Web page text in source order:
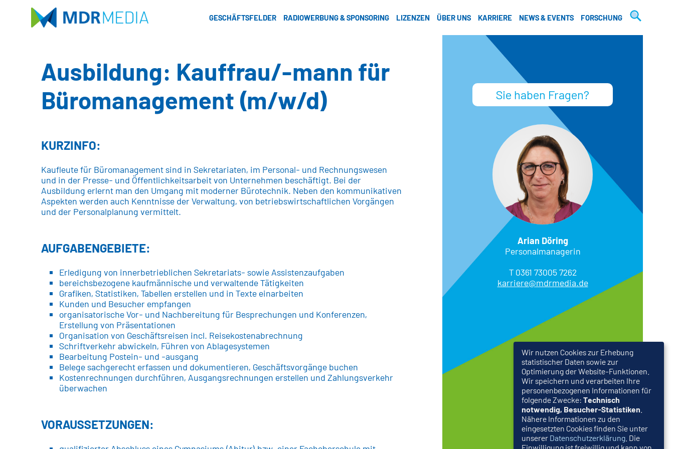
GESCHÄFTSFELDER RADIOWERBUNG & SPONSORING LIZENZEN ÜBER UNS KARRIERE NEWS & EVENTS FORSCHUNG
Suche
Sie haben Fragen?
Arian Döring
Personalmanagerin
T 0361 73005 7262
karriere@mdrmedia.de
Ausbildung: Kauffrau/-mann für
Büromanagement (m/w/d)
KURZINFO:
Kaufleute für Büromanagement sind in Sekretariaten, im Personal- und Rechnungswesen
und in der Presse- und Öffentlichkeitsarbeit von Unternehmen beschäftigt. Bei der
Ausbildung erlernt man den Umgang mit moderner Bürotechnik. Neben den kommunikativen
Aspekten werden auch Kenntnisse der Verwaltung, von betriebswirtschaftlichen Vorgängen
und der Personalplanung vermittelt.
AUFGABENGEBIETE:
Erledigung von innerbetrieblichen Sekretariats- sowie Assistenzaufgaben
bereichsbezogene kaufmännische und verwaltende Tätigkeiten
Grafiken, Statistiken, Tabellen erstellen und in Texte einarbeiten
Kunden und Besucher empfangen
organisatorische Vor- und Nachbereitung für Besprechungen und Konferenzen,
Erstellung von Präsentationen
Organisation von Geschäftsreisen incl. Reisekostenabrechnung
Schriftverkehr abwickeln, Führen von Ablagesystemen
Bearbeitung Postein- und -ausgang
Belege sachgerecht erfassen und dokumentieren, Geschäftsvorgänge buchen
Kostenrechnungen durchführen, Ausgangsrechnungen erstellen und Zahlungsverkehr
überwachen
VORAUSSETZUNGEN:
Wir nutzen Cookies zur Erhebung
statistischer Daten sowie zur
Optimierung der Website-Funktionen.
Wir speichern und verarbeiten Ihre
personenbezogenen Informationen für
folgende Zwecke: Technisch
notwendig, Besucher-Statistiken
Nähere Informationen zu den
eingesetzten Cookies finden Sie unter
unserer Datenschutzerklärung . Die